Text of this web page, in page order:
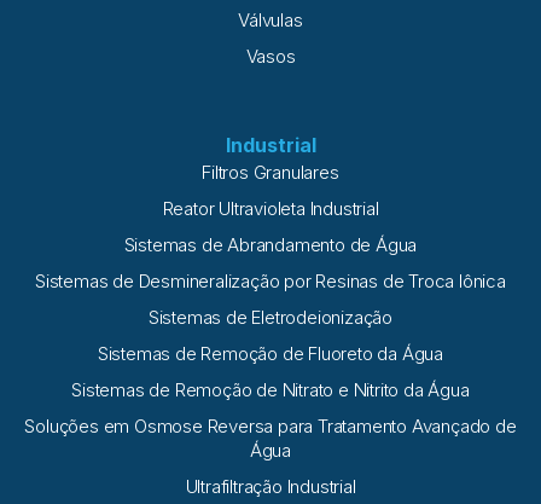
Válvulas
Vasos
Industrial
Filtros Granulares
Reator Ultravioleta Industrial
Sistemas de Abrandamento de Água
Sistemas de Desmineralização por Resinas de Troca Iônica
Sistemas de Eletrodeionização
Sistemas de Remoção de Fluoreto da Água
Sistemas de Remoção de Nitrato e Nitrito da Água
Soluções em Osmose Reversa para Tratamento Avançado de
Água
Ultrafiltração Industrial